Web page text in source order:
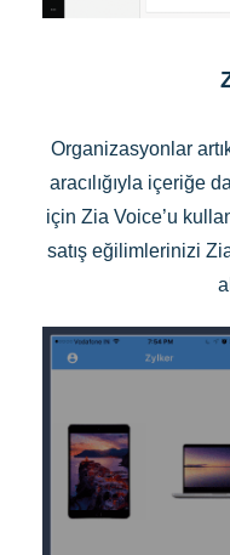
Organizasyonlar
aracılığıyla içeriğe
için Zia Voice’u
satış eğilimlerinizi